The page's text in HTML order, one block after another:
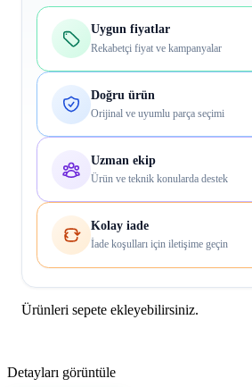
Uygun fiyatlar
Rekabetçi fiyat ve kampanyalar
Doğru ürün
Orijinal ve uyumlu parça seçimi
Uzman ekip
Ürün ve teknik konularda destek
Kolay iade
İade koşulları için iletişime geçin
Ürünleri sepete ekleyebilirsiniz.
Detayları görüntüle